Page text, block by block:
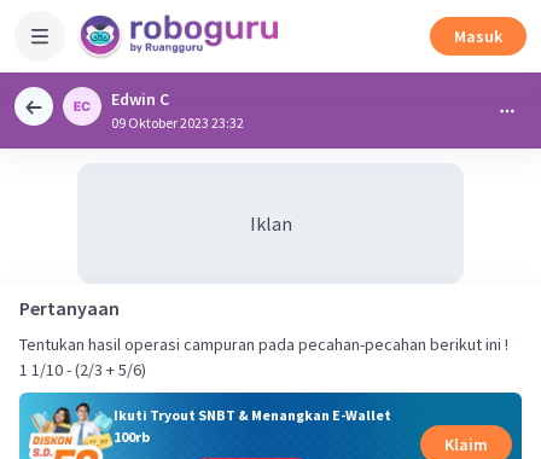
Masuk
Edwin C
09 Oktober 2023 23:32
Iklan
Pertanyaan
Tentukan hasil operasi campuran pada pecahan-pecahan berikut ini !
1 1/10 - (2/3 + 5/6)
Ikuti Tryout SNBT & Menangkan E-Wallet
100rb
Klaim